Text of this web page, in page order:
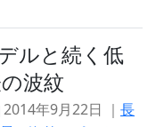
ルと続く低
波紋
2014年9月22日 ｜ 長